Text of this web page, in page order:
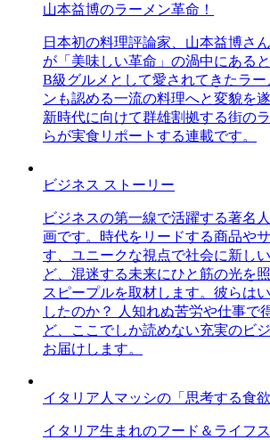
山本益博のラーメン革命！
日本初の料理評論家、山本益博さ
が「美味しい革命」の渦中にある
B級グルメとして愛されてきたラ
ンも認める一流の料理へと変貌を
新時代に向けて群雄割拠する街の
らが実食リポートする連載です。
ビジネス ストーリー
ビジネスの第一線で活躍する著名
画です。時代をリードする商品や
す、ユニークな視点で社会に新し
ど、混迷する未来にひと筋の光を
スピープルを取材します。彼らは
したのか？ 人知れぬ苦労や仕事で
ど、ここでしか読めない充実のビ
お届けします。
イタリア人マッシの「思考する食欲
イタリア生まれのフード＆ライフ